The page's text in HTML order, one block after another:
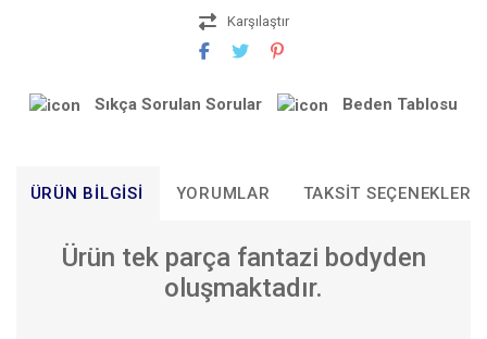
Karşılaştır
Sıkça Sorulan Sorular Beden Tablosu
ÜRÜN BILGISI YORUMLAR TAKSIT SEÇENEKLERI
Ürün tek parça fantazi bodyden
oluşmaktadır.